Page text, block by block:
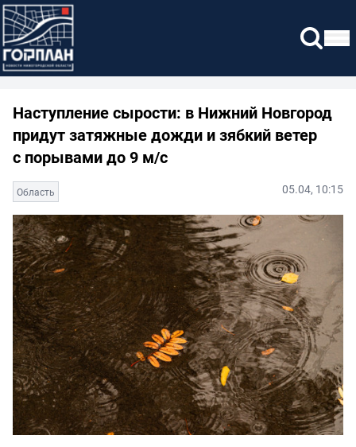
Наступление сырости: в Нижний Новгород
придут затяжные дожди и зябкий ветер
с порывами до 9 м/с
Область 05.04, 10:15